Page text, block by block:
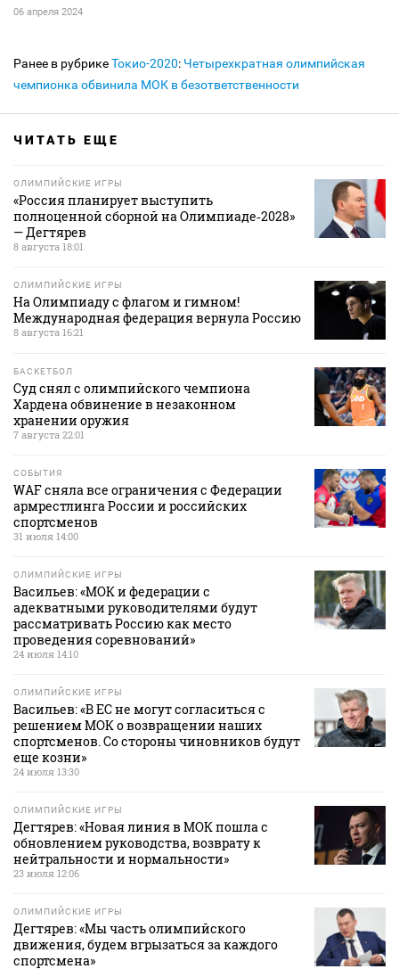
06 апреля 2024
Ранее в рубрикеТокио-2020: Четырехкратная олимпийская
чемпионка обвинила МОК в безответственности
ЧИТАТЬ ЕЩЕ
ОЛИМПИЙСКИЕ ИГРЫ
«Россия планирует выступить
полноценной сборной на Олимпиаде‑2028»
— Дегтярев
8 августа 18:01
ОЛИМПИЙСКИЕ ИГРЫ
На Олимпиаду с флагом и гимном!
Международная федерация вернула Россию
8 августа 16:21
БАСКЕТБОЛ
Суд снял с олимпийского чемпиона
Хардена обвинение в незаконном
хранении оружия
7 августа 22:01
СОБЫТИЯ
WAF сняла все ограничения с Федерации
армрестлинга России и российских
спортсменов
31 июля 14:00
ОЛИМПИЙСКИЕ ИГРЫ
Васильев: «МОК и федерации с
адекватными руководителями будут
рассматривать Россию как место
проведения соревнований»
24 июля 14:10
ОЛИМПИЙСКИЕ ИГРЫ
Васильев: «В ЕС не могут согласиться с
решением МОК о возвращении наших
спортсменов. Со стороны чиновников будут
еще козни»
24 июля 13:30
ОЛИМПИЙСКИЕ ИГРЫ
Дегтярев: «Новая линия в МОК пошла с
обновлением руководства, возврату к
нейтральности и нормальности»
23 июля 12:06
ОЛИМПИЙСКИЕ ИГРЫ
Дегтярев: «Мы часть олимпийского
движения, будем вгрызаться за каждого
спортсмена»